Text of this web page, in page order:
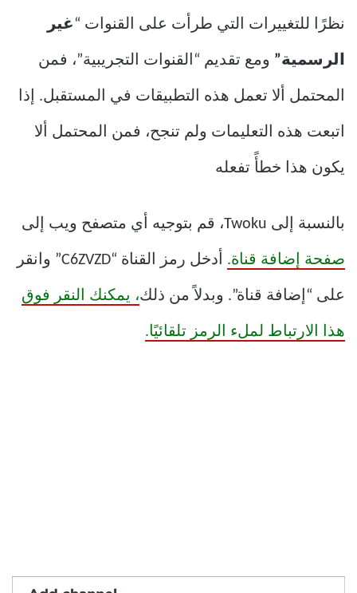
نظرًا للتغييرات التي طرأت على القنوات “ غير
الرسمية” ومع تقديم “القنوات التجريبية”، فمن
المحتمل ألا تعمل هذه التطبيقات في المستقبل. إذا
اتبعت هذه التعليمات ولم تنجح، فمن المحتمل ألا
يكون هذا خطأً تفعله
بالنسبة إلى Twoku، قم بتوجيه أي متصفح ويب إلى
صفحة إضافة قناة. أدخل رمز القناة “C6ZVZD” وانقر
على “إضافة قناة”. وبدلاً من ذلك، يمكنك النقر فوق
هذا الارتباط لملء الرمز تلقائيًا.